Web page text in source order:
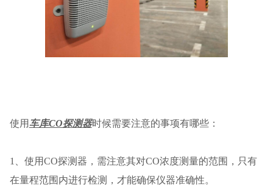
使用 车库CO探测器时候需要注意的事项有哪些：
1、使用CO探测器，需注意其对CO浓度测量的范围，只有
在量程范围内进行检测，才能确保仪器准确性。